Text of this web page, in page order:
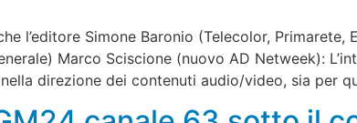
l’editore Simone Baronio (Telecolor,
Marco Sciscione (nuovo AD Netweek):
direzione dei contenuti audio/video, sia per